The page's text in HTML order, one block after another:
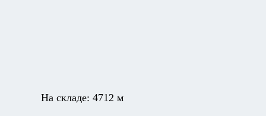
На складе: 4712 м